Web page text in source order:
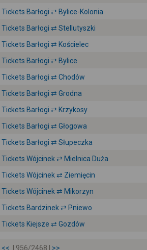
Tickets Barłogi ⇄ Bylice-Kolonia
Tickets Barłogi ⇄ Stellutyszki
Tickets Barłogi ⇄ Kościelec
Tickets Barłogi ⇄ Bylice
Tickets Barłogi ⇄ Chodów
Tickets Barłogi ⇄ Grodna
Tickets Barłogi ⇄ Krzykosy
Tickets Barłogi ⇄ Głogowa
Tickets Barłogi ⇄ Słupeczka
Tickets Wójcinek ⇄ Mielnica Duża
Tickets Wójcinek ⇄ Ziemięcin
Tickets Wójcinek ⇄ Mikorzyn
Tickets Bardzinek ⇄ Pniewo
Tickets Kiejsze ⇄ Gozdów
<< | 956/2468 | >>